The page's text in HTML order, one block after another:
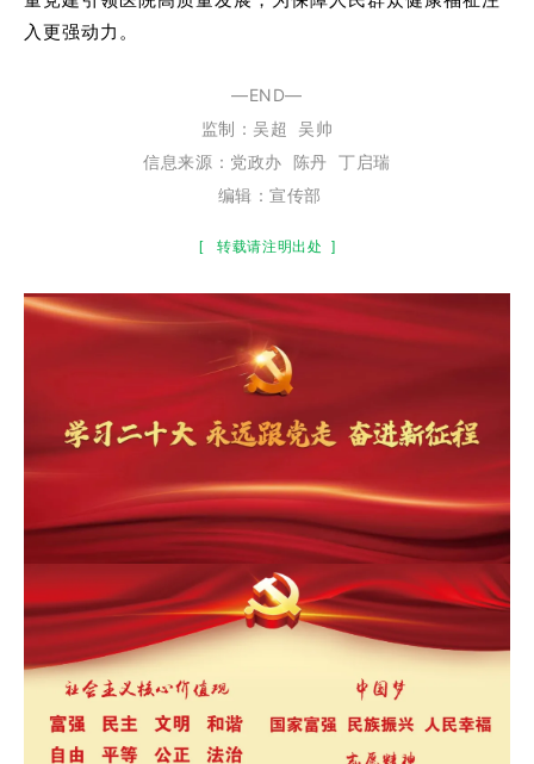
入更强动力。
—END—
监制： 吴超
吴帅
信息来源： 党政办 陈丹 丁启瑞
编辑：宣传部
[ 转载请注明出处 ]